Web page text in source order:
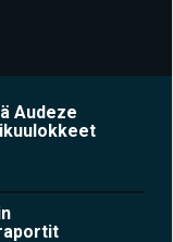
Audeze